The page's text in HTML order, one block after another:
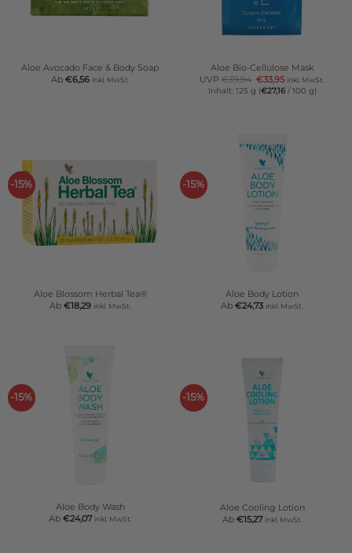
Aloe Avocado Face & Body Soap
Ab €6,56 inkl. MwSt.
Aloe Bio-Cellulose Mask
UVP €39,94 €33,95 inkl. MwSt.
Inhalt: 125 g (€27,16/ 100 g)
-15%
Aloe Blossom Herbal Tea®
Ab €18,29 inkl. MwSt.
-15%
Aloe Body Lotion
Ab €24,73 inkl. MwSt.
-15%
Aloe Body Wash
Ab €24,07 inkl. MwSt.
-15%
Aloe Cooling Lotion
Ab €15,27 inkl. MwSt.